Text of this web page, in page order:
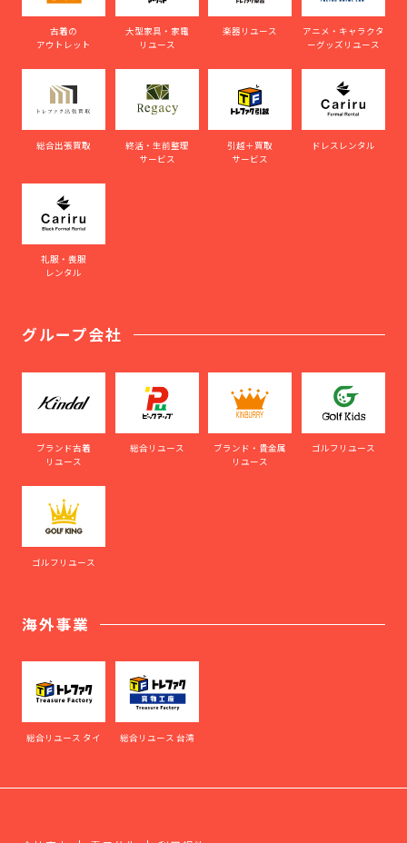
古着の
アウトレット
大型家具・家電
リユース
楽器リユース
アニメ・キャラクタ
ーグッズリユース
総合出張買取
終活・生前整理
サービス
引越＋買取
サービス
ドレスレンタル
礼服・喪服
レンタル
グループ会社
ブランド古着
リユース
総合リユース
ブランド・貴金属
リユース
ゴルフリユース
ゴルフリユース
海外事業
総合リユース タイ 総合リユース 台湾